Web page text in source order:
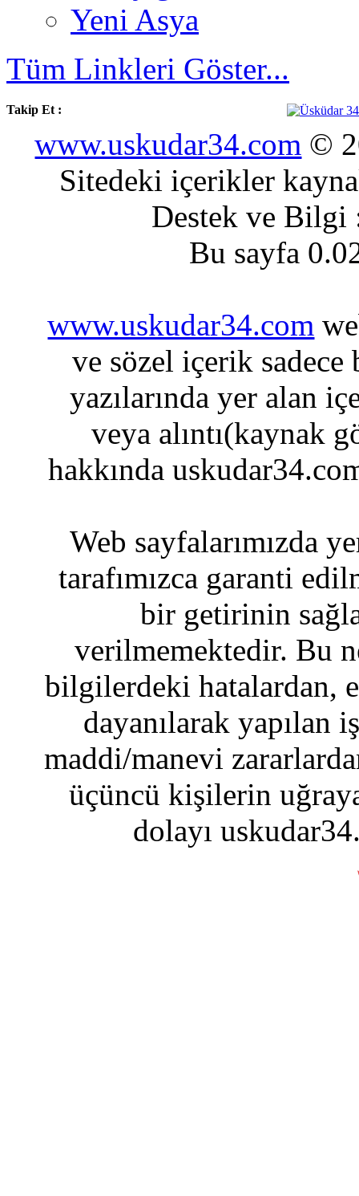
Yeni Asya
Tüm Linkleri Göster...
Takip Et :
www.uskudar34.com ©
Sitedeki içerikler
Destek ve
Bu sayfa
www.uskudar34.com
ve sözel içerik sadece
yazılarında yer alan
veya alıntı(kaynak
hakkında
Web sayfalarımızda
tarafımızca garanti
bir getirinin
verilmemektedir. Bu
bilgilerdeki hatalardan,
dayanılarak yapılan
maddi/manevi
üçüncü kişilerin
dolayı